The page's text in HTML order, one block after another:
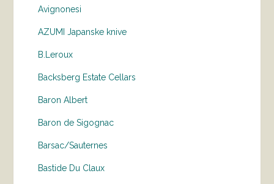
Avignonesi
AZUMI Japanske knive
B.Leroux
Backsberg Estate Cellars
Baron Albert
Baron de Sigognac
Barsac/Sauternes
Bastide Du Claux